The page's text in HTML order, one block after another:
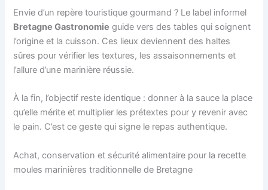
Envie d’un repère touristique gourmand ? Le label informel
Bretagne Gastronomie guide vers des tables qui soignent
l’origine et la cuisson. Ces lieux deviennent des haltes
sûres pour vérifier les textures, les assaisonnements et
l’allure d’une marinière réussie.
À la fin, l’objectif reste identique : donner à la sauce la place
qu’elle mérite et multiplier les prétextes pour y revenir avec
le pain. C’est ce geste qui signe le repas authentique.
Achat, conservation et sécurité alimentaire pour la recette
moules marinières traditionnelle de Bretagne